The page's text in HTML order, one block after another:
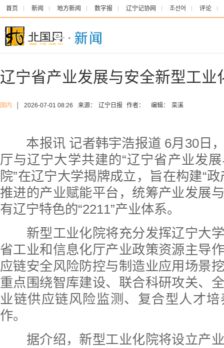
首页 新闻 地方新闻 数字报 辽宁记协网 조선어 评论
辽宁省产业发展与安全新型工业
国内 2026-07-01 08:26 来源： 辽宁日报 作者： 编辑： 栾溪
本报讯 记者韩宇浩报道 6月30日
厅与辽宁大学共建的“辽宁省产业发
院”在辽宁大学揭牌成立，旨在构建“
推进的产业赋能平台，统筹产业发展
有辽宁特色的“2211”产业体系。
新型工业化院将充分发挥辽宁大学
省工业和信息化厅产业政策资源主导
应链安全风险防控与制造业应用场景
重点围绕智库建设、联合科研攻关、
业链供应链风险监测、复合型人才
作。
据介绍，新型工业化院将设立产业